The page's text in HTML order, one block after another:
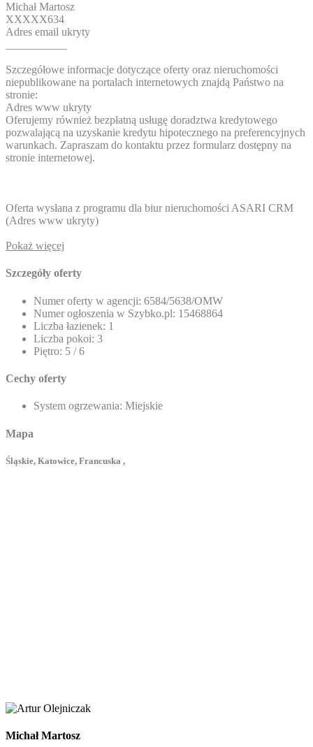
Michał Martosz
XXXXX634
Adres email ukryty
Szczegółowe informacje dotyczące oferty oraz nieruchomości
niepublikowane na portalach internetowych znajdą Państwo na
stronie:
Adres www ukryty
Oferujemy również bezpłatną usługę doradztwa kredytowego
pozwalającą na uzyskanie kredytu hipotecznego na preferencyjnych
warunkach. Zapraszam do kontaktu przez formularz dostępny na
stronie internetowej.
Oferta wysłana z programu dla biur nieruchomości ASARI CRM
(Adres www ukryty)
Pokaż więcej
Szczegóły oferty
Numer oferty w agencji: 6584/5638/OMW
Numer ogłoszenia w Szybko.pl: 15468864
Liczba łazienek: 1
Liczba pokoi: 3
Piętro: 5 / 6
Cechy oferty
System ogrzewania: Miejskie
Mapa
Śląskie, Katowice, Francuska ,
Michał Martosz